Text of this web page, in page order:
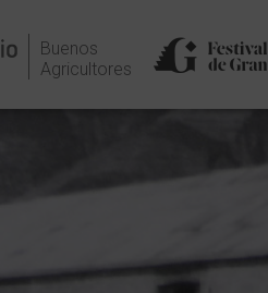
Buenos
Agricultores